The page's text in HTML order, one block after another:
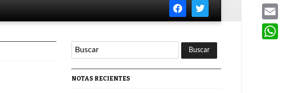
facebooktwitter
NOTAS RECIENTES
Email